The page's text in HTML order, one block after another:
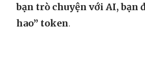
bạn trò chuyện với AI, bạn
hao” token.